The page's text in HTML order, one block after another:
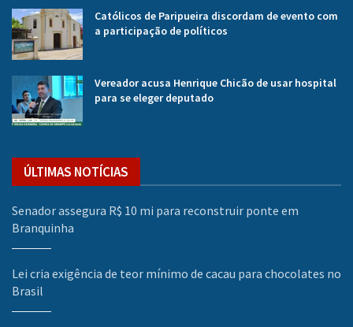
Católicos de Paripueira discordam de evento com
a participação de políticos
Vereador acusa Henrique Chicão de usar hospital
para se eleger deputado
ÚLTIMAS NOTÍCIAS
Senador assegura R$ 10 mi para reconstruir ponte em
Branquinha
Lei cria exigência de teor mínimo de cacau para chocolates no
Brasil